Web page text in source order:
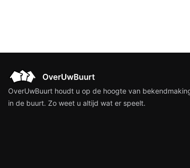
OverUwBuurt houdt u op de hoogte van
in de buurt. Zo weet u altijd wat er speelt.